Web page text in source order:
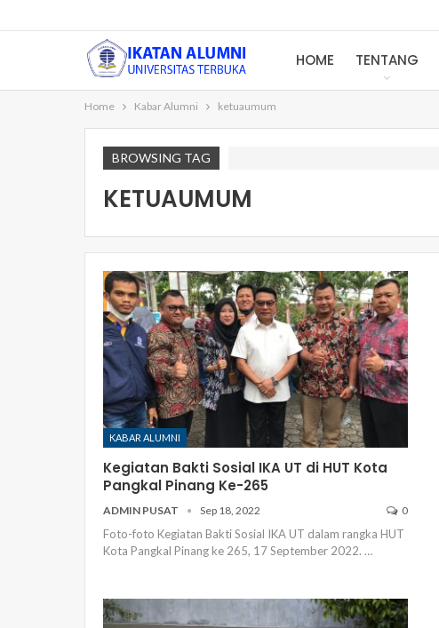
HOME TENTANG
Home Kabar Alumni ketuaumum
BROWSING TAG
KETUAUMUM
KABAR ALUMNI
Kegiatan Bakti Sosial IKA UT di HUT Kota
Pangkal Pinang Ke-265
ADMIN PUSAT Sep 18, 2022 0
Foto-foto Kegiatan Bakti Sosial IKA UT dalam rangka HUT
Kota Pangkal Pinang ke 265, 17 September 2022. …